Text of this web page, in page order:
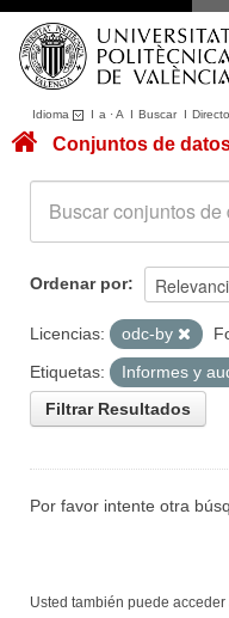
Idioma I a ·A I BuscarI
Conjuntos de datos
Acerca de
Portal de Transparencia
Conjuntos de
Ordenar por
Licencias: odc-by
Etiquetas:
Informes y
Filtrar Resultados
Por favor intente otra
Usted también puede